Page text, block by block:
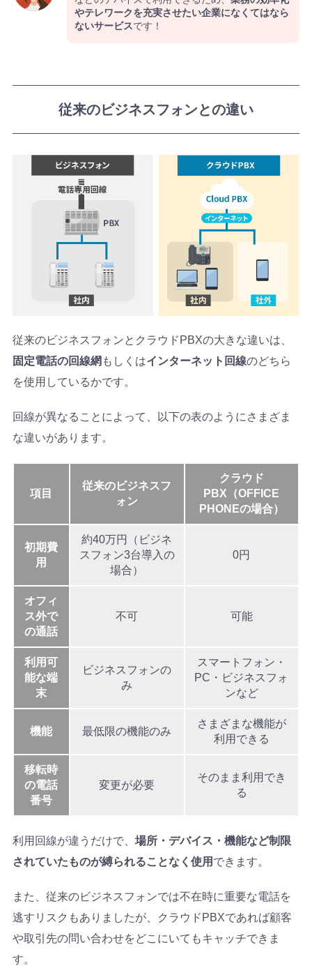
やテレワークを充実させたい企業になくてはなら
ないサービスです！
従来のビジネスフォンとの違い
従来のビジネスフォンとクラウドPBXの大きな違いは、
固定電話の回線網 もしくはインターネット回線のどちら
を使用しているかです。
回線が異なることによって、以下の表のようにさまざま
な違いがあります。
項目
従来のビジネスフ
ォン
クラウド
PBX（OFFICE
PHONEの場合）
初期費
用
約40万円（ビジネ
スフォン3台導入の
場合）
0円
オフィ
ス外で
の通話
不可 可能
利用可
能な端
末
ビジネスフォンの
み
スマートフォン・
PC・ビジネスフォ
ンなど
機能 最低限の機能のみ
さまざまな機能が
利用できる
移転時
の電話
番号
変更が必要
そのまま利用でき
る
利用回線が違うだけで、 場所・デバイス・機能など制限
されていたものが縛られることなく使用 できます。
また、従来のビジネスフォンでは不在時に重要な電話を
逃すリスクもありましたが、クラウドPBXであれば顧客
や取引先の問い合わせをどこにいてもキャッチできま
す。